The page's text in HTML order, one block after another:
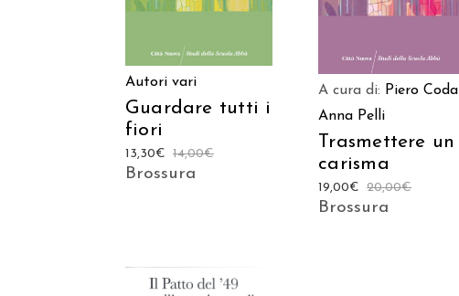
Autori vari
Guardare tutti i
fiori
14,00€
13,30€
Brossura
A cura di: Piero Coda
Anna Pelli
Trasmettere un
carisma
20,00€
19,00€
Brossura